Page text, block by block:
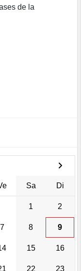
de la
Sa Di
1 2
7 8 9
15 16
22 23